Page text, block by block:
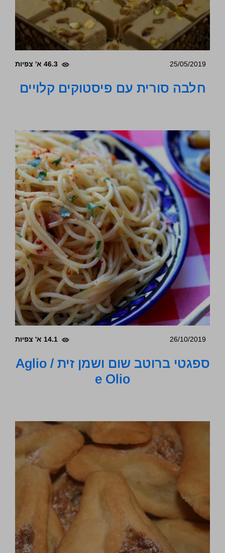
25/05/2019 46.3 א' צפיות
חלבה סורית עם פיסטוקים קלויים
26/10/2019 14.1 א' צפיות
ספגטי ברוטב שום ושמן זית / Aglio
e Olio